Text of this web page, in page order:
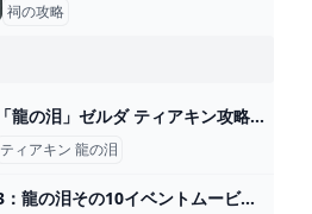
祠の攻略
「龍の泪」ゼルダ ティアキン攻略「メインストーリー編」【ゼルダの伝説ティアーズオブザキングダム攻略】 GameGamingGames
ティアキン 龍の泪
冒険の記憶13：龍の泪その10イベントムービー「王の務め」 #ティアキン #イベント #ゼルダの伝説 #ゼルダの伝説ティアーズオブザキングダム #イベントムービー #龍の泪 - YouTube